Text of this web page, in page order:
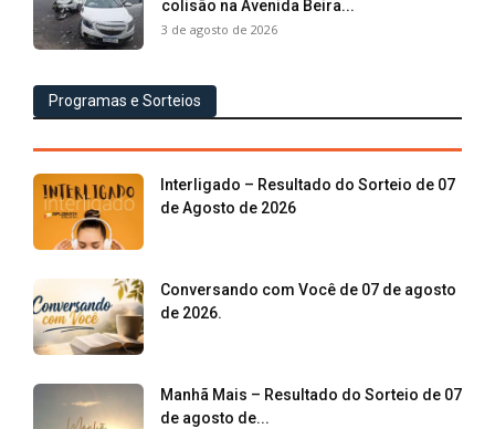
colisão na Avenida Beira...
3 de agosto de 2026
Programas e Sorteios
Interligado – Resultado do Sorteio de 07
de Agosto de 2026
Conversando com Você de 07 de agosto
de 2026.
Manhã Mais – Resultado do Sorteio de 07
de agosto de...